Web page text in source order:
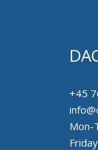
+45
Mon-